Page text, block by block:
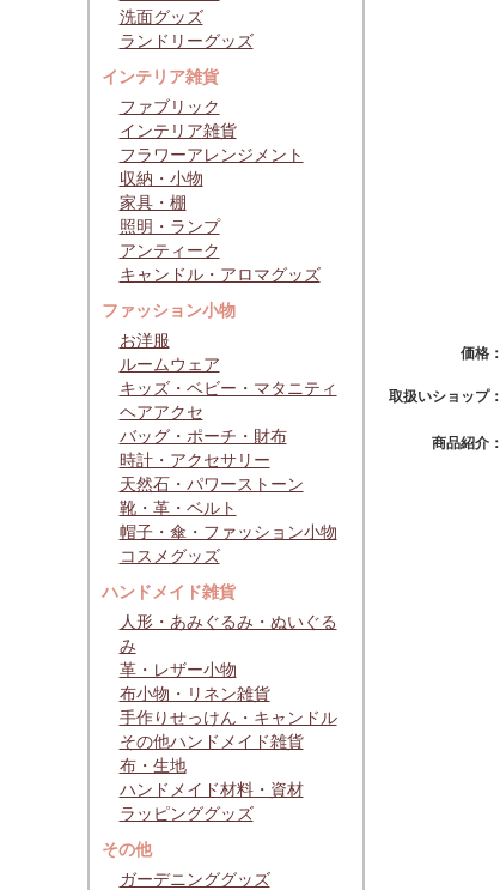
洗面グッズ
ランドリーグッズ
インテリア雑貨
ファブリック
インテリア雑貨
フラワーアレンジメント
収納・小物
家具・棚
照明・ランプ
アンティーク
キャンドル・アロマグッズ
ファッション小物
お洋服
ルームウェア
キッズ・ベビー・マタニティ
ヘアアクセ
バッグ・ポーチ・財布
時計・アクセサリー
天然石・パワーストーン
靴・革・ベルト
帽子・傘・ファッション小物
コスメグッズ
ハンドメイド雑貨
人形・あみぐるみ・ぬいぐる
み
革・レザー小物
布小物・リネン雑貨
手作りせっけん・キャンドル
その他ハンドメイド雑貨
布・生地
ハンドメイド材料・資材
ラッピンググッズ
その他
ガーデニンググッズ
価格：
取扱いショップ：
商品紹介：